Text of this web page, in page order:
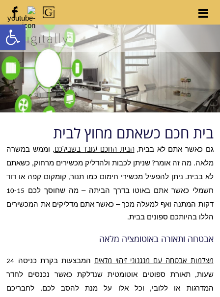
בית חכם כשאתם מחוץ לבית
גם כאשר אתם לא בבית, הבית החכם עובד בשבילכם, וממש במשרה
מלאה. מה זה אומר? שניתן לכבות ולהדליק מכשירים מרחוק, כשאתם
לא בבית. ניתן להפעיל מכשירי חימום כמו תנור, קומקום קפה או דוד
חשמלי כאשר אתם באוטו בדרך הביתה – מה שחוסך לכם 10-15
דקות המתנה ואף למעלה מכך – כאשר אתם מדליקים את המכשירים
הללו בהיותכם ספונים בבית.
אבטחה ותאורה באוטומציה מלאה
מצלמות אבטחה עם מנגנוני זיהוי מלאים המבצעות בקרת כניסה 24
שעות,תאורת ספוטים אוטומטית שנדלקת כאשר נכנסים לחדר
המדרגות או ללובי, וכל אלו על מנת להסב לכם, לחבריכם